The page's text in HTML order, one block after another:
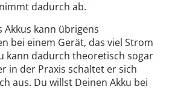
dadurch ab.
Akkus kann übrigens
bei einem Gerät, das viel Strom
kann dadurch theoretisch sogar
in der Praxis schaltet er sich
aus. Du willst Deinen Akku bei